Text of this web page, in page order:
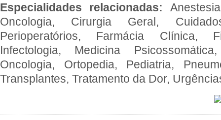
Especialidades relacionadas:
Oncologia, Cirurgia Geral,
Perioperatórios, Farmácia Clínica,
Infectologia, Medicina
Oncologia, Ortopedia, Pediatria,
Transplantes, Tratamento da Dor,